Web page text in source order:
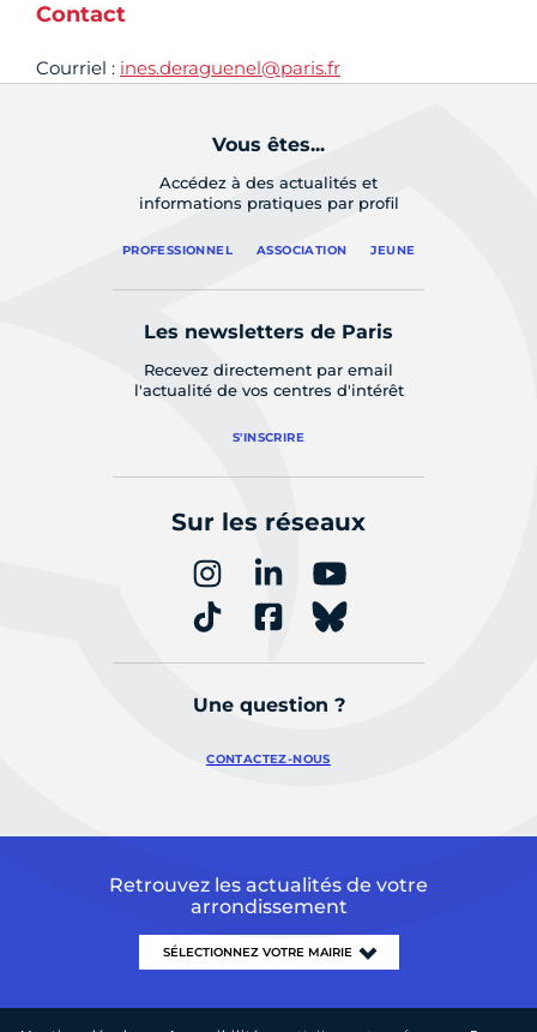
Contact
Courriel : ines.deraguenel@paris.fr
Vous êtes...
Accédez à des actualités et
informations pratiques par profil
PROFESSIONNEL ASSOCIATION JEUNE
Les newsletters de Paris
Recevez directement par email
l'actualité de vos centres d'intérêt
S'INSCRIRE
Sur les réseaux
Une question ?
CONTACTEZ-NOUS
Retrouvez les actualités de votre
arrondissement